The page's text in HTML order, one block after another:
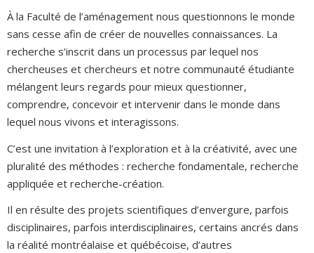
À la Faculté de l’aménagement nous questionnons le monde
sans cesse afin de créer de nouvelles connaissances. La
recherche s’inscrit dans un processus par lequel nos
chercheuses et chercheurs et notre communauté étudiante
mélangent leurs regards pour mieux questionner,
comprendre, concevoir et intervenir dans le monde dans
lequel nous vivons et interagissons.
C’est une invitation à l’exploration et à la créativité, avec une
pluralité des méthodes : recherche fondamentale, recherche
appliquée et recherche-création.
Il en résulte des projets scientifiques d’envergure, parfois
disciplinaires, parfois interdisciplinaires, certains ancrés dans
la réalité montréalaise et québécoise, d’autres